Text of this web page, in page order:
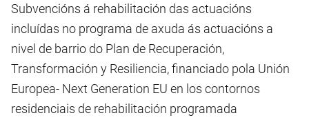
Subvencións á rehabilitación das actuacións
incluídas no programa de axuda ás actuacións a
nivel de barrio do Plan de Recuperación,
Transformación y Resiliencia, financiado pola Unión
Europea- Next Generation EU en los contornos
residenciais de rehabilitación programada